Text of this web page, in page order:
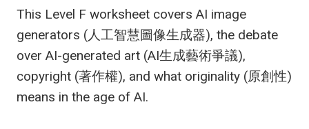
This Level F worksheet covers AI image
generators (人工智慧圖像生成器), the debate
over AI-generated art (AI生成藝術爭議),
copyright (著作權), and what originality (原創性)
means in the age of AI.